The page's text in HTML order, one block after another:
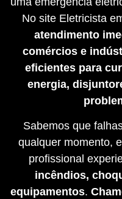
No site Eletricista
atendimento
comércios e
eficientes para
energia,
Sabemos que
qualquer momento,
profissional
incêndios,
equipamentos.